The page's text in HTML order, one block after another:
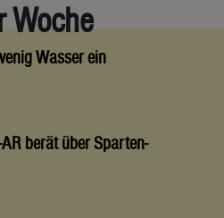
Woche
Wasser ein
berät über Sparten-